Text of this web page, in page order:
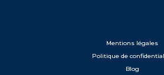
Mentions légales
Politique de
Blog